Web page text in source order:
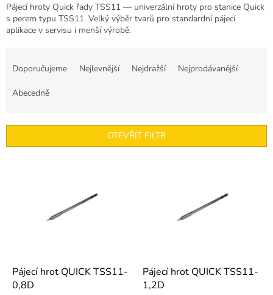
Pájecí hroty Quick řady TSS11 — univerzální hroty pro stanice Quick
s perem typu TSS11. Velký výběr tvarů pro standardní pájecí
aplikace v servisu i menší výrobě.
r
Doporučujeme Nejlevnější Nejdražší Nejprodávanější
Abecedně
OTEVŘÍT FILTR
Pájecí hrot QUICK TSS11-
0,8D
Pájecí hrot QUICK TSS11-
1,2D